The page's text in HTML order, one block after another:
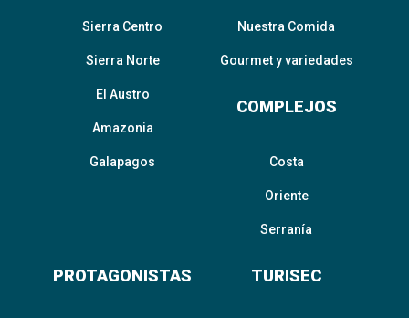
Sierra Centro
Sierra Norte
El Austro
Amazonia
Galapagos
Nuestra Comida
Gourmet y variedades
COMPLEJOS
Costa
Oriente
Serranía
PROTAGONISTAS TURISEC